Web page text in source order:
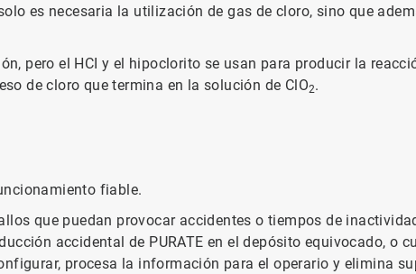
es necesaria la utilización de gas de cloro, sino que
pero el HCI y el hipoclorito se usan para producir la
de cloro que termina en la solución de ClO2.
fiable.
que puedan provocar accidentes o tiempos de
accidental de PURATE en el depósito equivocado, o
procesa la información para el operario y elimina